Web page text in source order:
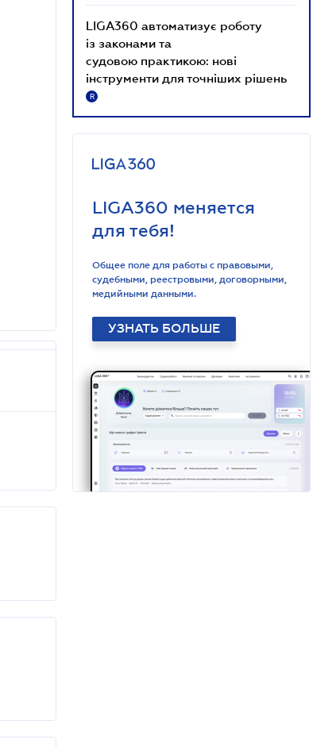
LIGA360 автоматизує роботу
із законами та
судовою практикою: нові
інструменти для точніших рішень
R
LIGA360 меняется
для тебя!
Общее поле для работы с правовыми,
судебными, реестровыми, договорными,
медийными данными.
УЗНАТЬ БОЛЬШЕ